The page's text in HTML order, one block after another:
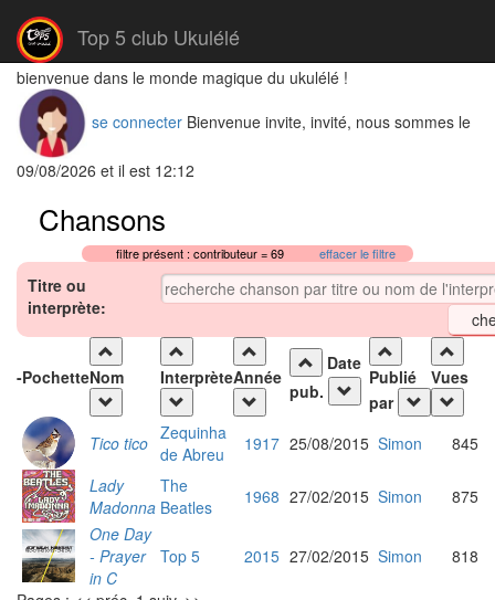
Top 5 club Ukulélé
bienvenue dans le monde magique du ukulélé !
se connecter Bienvenue invite, invité, nous sommes le
09/08/2026 et il est 12:12
Chansons
filtre présent : contributeur = 69 effacer le filtre
Titre ou
interprète:
-PochetteNom InterprèteAnnée
Date
pub.
Publié
par
Vues
Tico tico Zequinha
de Abreu
1917 25/08/2015 Simon
845
Lady
Madonna
The
Beatles
1968 27/02/2015 Simon
875
One Day
- Prayer
in C
Top 5 2015 27/02/2015 Simon
818